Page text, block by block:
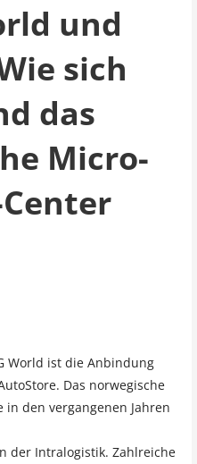
und
sich
das
Micro-
World ist die Anbindung
Das norwegische
den vergangenen Jahren
der Intralogistik. Zahlreiche